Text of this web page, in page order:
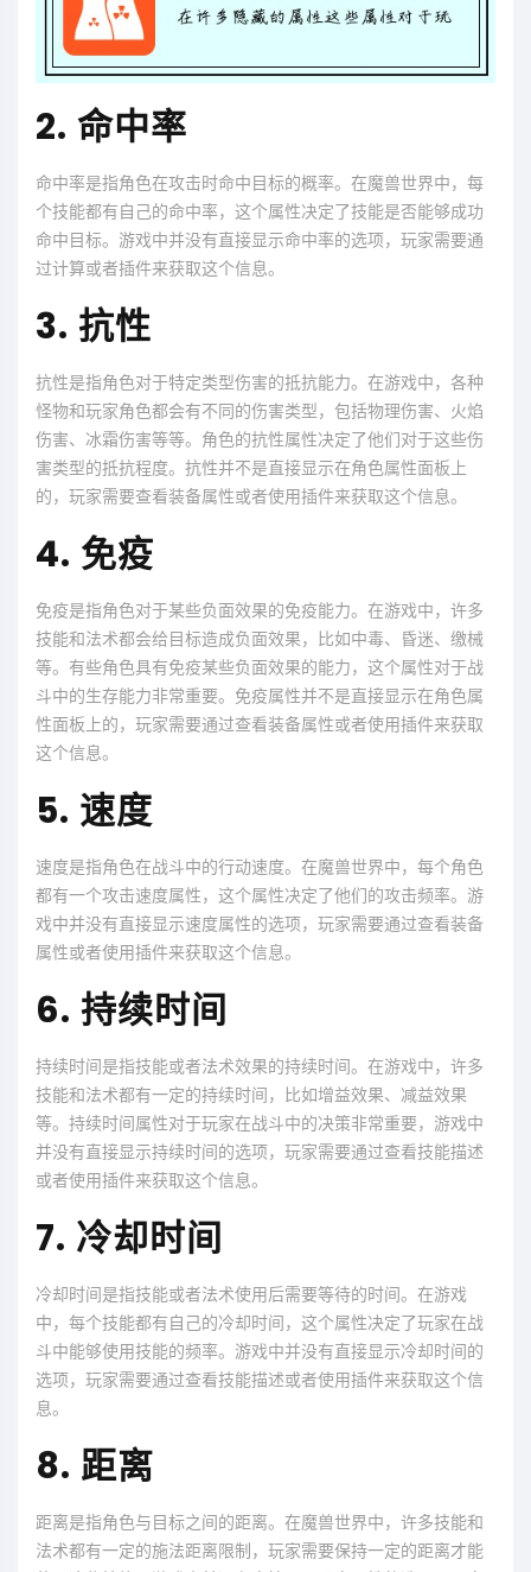
2. 命中率
命中率是指角色在攻击时命中目标的概率。在魔兽世界中，每
个技能都有自己的命中率，这个属性决定了技能是否能够成功
命中目标。游戏中并没有直接显示命中率的选项，玩家需要通
过计算或者插件来获取这个信息。
3. 抗性
抗性是指角色对于特定类型伤害的抵抗能力。在游戏中，各种
怪物和玩家角色都会有不同的伤害类型，包括物理伤害、火焰
伤害、冰霜伤害等等。角色的抗性属性决定了他们对于这些伤
害类型的抵抗程度。抗性并不是直接显示在角色属性面板上
的，玩家需要查看装备属性或者使用插件来获取这个信息。
4. 免疫
免疫是指角色对于某些负面效果的免疫能力。在游戏中，许多
技能和法术都会给目标造成负面效果，比如中毒、昏迷、缴械
等。有些角色具有免疫某些负面效果的能力，这个属性对于战
斗中的生存能力非常重要。免疫属性并不是直接显示在角色属
性面板上的，玩家需要通过查看装备属性或者使用插件来获取
这个信息。
5. 速度
速度是指角色在战斗中的行动速度。在魔兽世界中，每个角色
都有一个攻击速度属性，这个属性决定了他们的攻击频率。游
戏中并没有直接显示速度属性的选项，玩家需要通过查看装备
属性或者使用插件来获取这个信息。
6. 持续时间
持续时间是指技能或者法术效果的持续时间。在游戏中，许多
技能和法术都有一定的持续时间，比如增益效果、减益效果
等。持续时间属性对于玩家在战斗中的决策非常重要，游戏中
并没有直接显示持续时间的选项，玩家需要通过查看技能描述
或者使用插件来获取这个信息。
7. 冷却时间
冷却时间是指技能或者法术使用后需要等待的时间。在游戏
中，每个技能都有自己的冷却时间，这个属性决定了玩家在战
斗中能够使用技能的频率。游戏中并没有直接显示冷却时间的
选项，玩家需要通过查看技能描述或者使用插件来获取这个信
息。
8. 距离
距离是指角色与目标之间的距离。在魔兽世界中，许多技能和
法术都有一定的施法距离限制，玩家需要保持一定的距离才能